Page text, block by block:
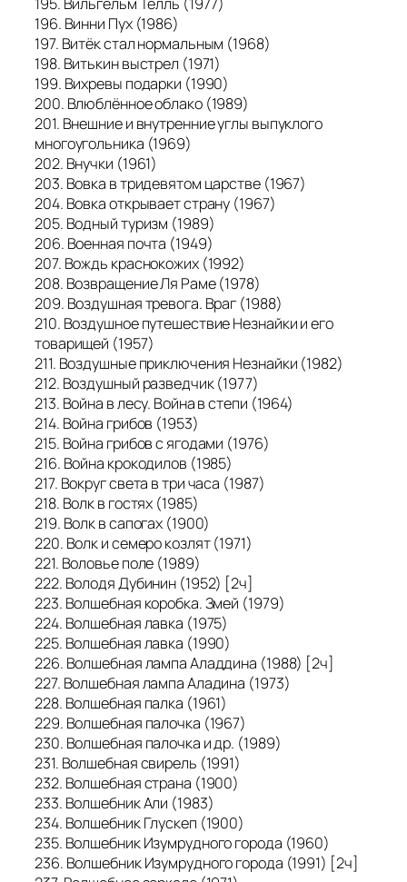
196. Винни Пух (1986)
197. Витёк стал нормальным (1968)
198. Витькин выстрел (1971)
199. Вихревы подарки (1990)
200. Влюблённое облако (1989)
201. Внешние и внутренние углы выпуклого
многоугольника (1969)
202. Внучки (1961)
203. Вовка в тридевятом царстве (1967)
204. Вовка открывает страну (1967)
205. Водный туризм (1989)
206. Военная почта (1949)
207. Вождь краснокожих (1992)
208. Возвращение Ля Раме (1978)
209. Воздушная тревога. Враг (1988)
210. Воздушное путешествие Незнайки и его
товарищей (1957)
211. Воздушные приключения Незнайки (1982)
212. Воздушный разведчик (1977)
213. Война в лесу. Война в степи (1964)
214. Война грибов (1953)
215. Война грибов с ягодами (1976)
216. Война крокодилов (1985)
217. Вокруг света в три часа (1987)
218. Волк в гостях (1985)
219. Волк в сапогах (1900)
220. Волк и семеро козлят (1971)
221. Воловье поле (1989)
222. Володя Дубинин (1952) [2ч]
223. Волшебная коробка. Змей (1979)
224. Волшебная лавка (1975)
225. Волшебная лавка (1990)
226. Волшебная лампа Аладдина (1988) [2ч]
227. Волшебная лампа Аладина (1973)
228. Волшебная палка (1961)
229. Волшебная палочка (1967)
230. Волшебная палочка и др. (1989)
231. Волшебная свирель (1991)
232. Волшебная страна (1900)
233. Волшебник Али (1983)
234. Волшебник Глускеп (1900)
235. Волшебник Изумрудного города (1960)
236. Волшебник Изумрудного города (1991) [2ч]